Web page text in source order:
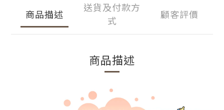
商品描述
送貨及付款方
式
顧客評價
商品描述